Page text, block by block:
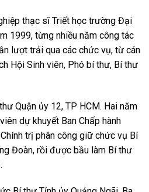
thạc sĩ Triết học trường Đại
1999, từng nhiều năm công tác
lượt trải qua các chức vụ, từ cán
Hội Sinh viên, Phó bí thư, Bí thư
Quận ủy 12, TP HCM. Hai năm
dự khuyết Ban Chấp hành
trị phân công giữ chức vụ Bí
Đoàn, rồi được bầu làm Bí thư